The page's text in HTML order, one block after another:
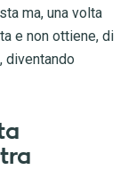
ma, una volta
e non ottiene, di
diventando